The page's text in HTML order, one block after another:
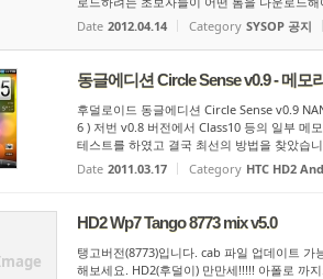
Date 2012.04.14 Category SYSOP 공지
동글에디션 Circle Sense v0.9 - 메
후덜로이드 동글에디션 Circle Sense v0.9
6 ) 저번 v0.8 버전에서 Class10 등의 일부 메
테스트를 하였고 결국 최선의 방법을 찾았습니
Date 2011.03.17 Category HTC HD2
HD2 Wp7 Tango 8773 mix v5.0
탱고버전(8773)입니다. cab 파일 업데이트
해보세요. HD2(후덜이) 만만세!!!!! 아폴로 까지